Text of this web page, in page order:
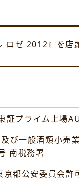
ロゼ 2012』を店
ライム上場
般酒類小売業
税務署
安委員会許可